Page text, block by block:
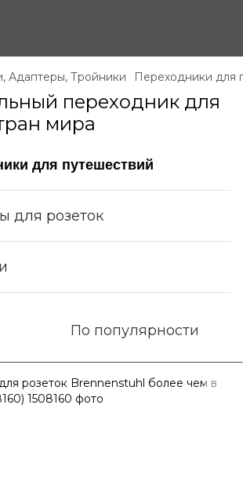
Адаптеры, Тройники Переходники для
переходник для
мира
для путешествий
для розеток
По популярности